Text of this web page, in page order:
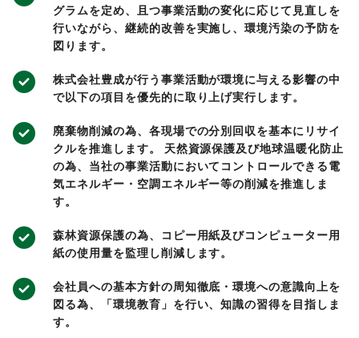
グラムを定め、且つ事業活動の変化に応じて見直しを
行いながら、継続的改善を実施し、環境汚染の予防を
図ります。
株式会社豊成が行う事業活動が環境に与える影響の中
で以下の項目を優先的に取り上げ実行します。
廃棄物削減の為、各現場での分別回収を基本にリサイ
クルを推進します。 天然資源保護及び地球温暖化防止
の為、当社の事業活動においてコントロールできる電
気エネルギー・空調エネルギー等の削減を推進しま
す。
森林資源保護の為、コピー用紙及びコンピューター用
紙の使用量を監理し削減します。
会社員への基本方針の周知徹底・環境への意識向上を
図る為、「環境教育」を行い、知識の習得を目指しま
す。